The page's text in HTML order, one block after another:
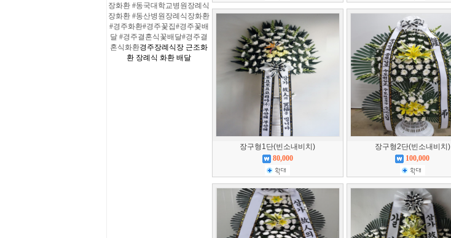
장화환 #동국대학교병원장례식
장화환 #동산병원장례식장화환
#경주화환#경주꽃집#경주꽃배
달 #경주결혼식꽃배달#경주결
혼식화환경주장례식장 근조화
환 장례식 화환 배달
장구형1단(빈소내비치)
80,000
장구형2단(빈소내비치)
100,000